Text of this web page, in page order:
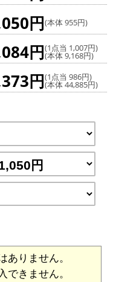
円(本体 955円)
円(1点当 1,007円)
(本体 9,168円)
円(1点当 986円)
(本体 44,885円)
りません。
できません。